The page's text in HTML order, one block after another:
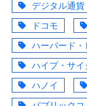
デジタル通貨
ドコモ
ハーバード
ハイプ・サイ
ハノイ